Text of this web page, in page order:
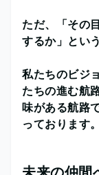
ただ、「その
するか」とい
私たちのビジ
たちの進む航
味がある航路
っております。